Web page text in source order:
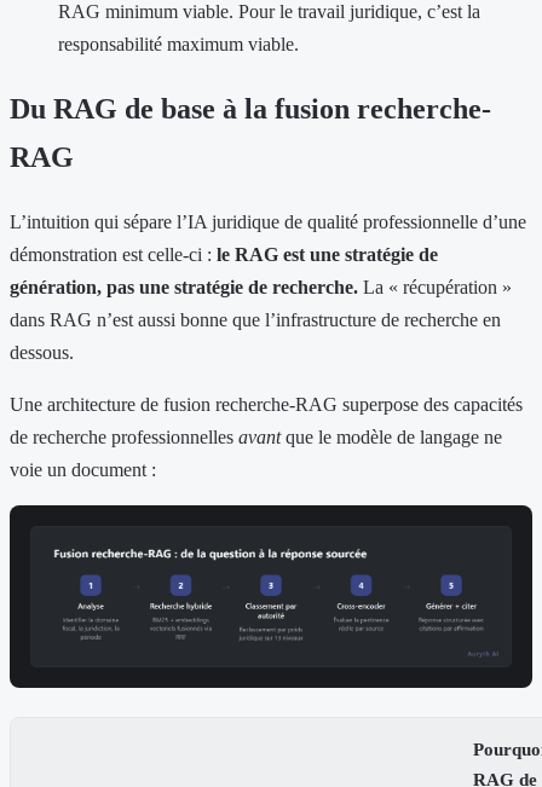
RAG minimum viable. Pour le travail juridique, c’est la
responsabilité maximum viable.
Du RAG de base à la fusion recherche-
RAG
L’intuition qui sépare l’IA juridique de qualité professionnelle d’une
démonstration est celle-ci : le RAG est une stratégie de
génération, pas une stratégie de recherche. La « récupération »
dans RAG n’est aussi bonne que l’infrastructure de recherche en
dessous.
Une architecture de fusion recherche-RAG superpose des capacités
de recherche professionnelles avantque le modèle de langage ne
voie un document :
RAG de